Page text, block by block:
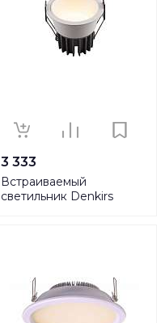
3 333
Встраиваемый
светильник Denkirs